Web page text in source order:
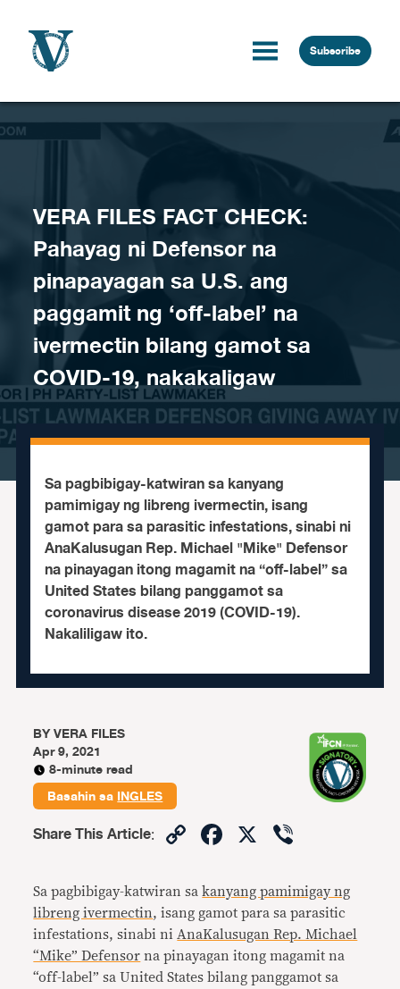
Subscribe
VERA FILES FACT CHECK:
Pahayag ni Defensor na
pinapayagan sa U.S. ang
paggamit ng ‘off-label’ na
ivermectin bilang gamot sa
COVID-19, nakakaligaw
Sa pagbibigay-katwiran sa kanyang
pamimigay ng libreng ivermectin, isang
gamot para sa parasitic infestations, sinabi ni
AnaKalusugan Rep. Michael "Mike" Defensor
na pinayagan itong magamit na “off-label” sa
United States bilang panggamot sa
coronavirus disease 2019 (COVID-19).
Nakaliligaw ito.
BYVERA FILES
Apr 9, 2021
8-minute read
Basahin saINGLES
Share This Article: CopyFacebook
X
Sa pagbibigay-katwiran sa kanyang pamimigay ng
libreng ivermectin, isang gamot para sa parasitic
infestations, sinabi ni AnaKalusugan Rep. Michael
“Mike” Defensor na pinayagan itong magamit na
“off-label” sa United States bilang panggamot sa